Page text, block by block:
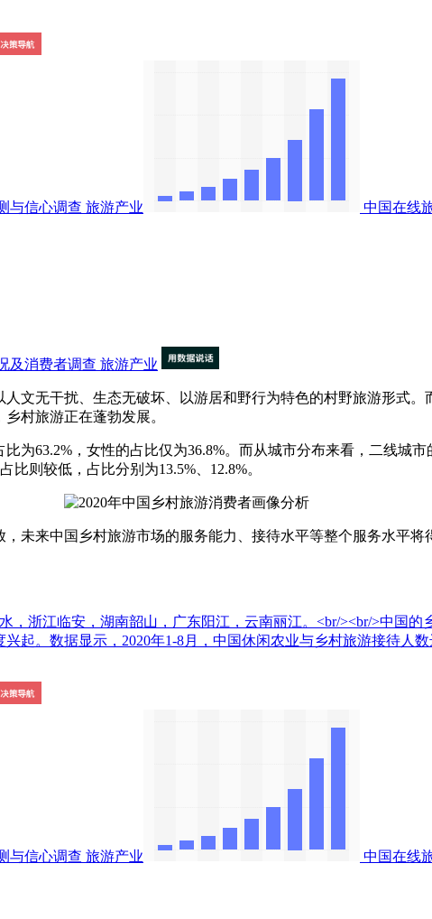
与信心调查 旅游产业 中国在线
及消费者调查 旅游产业
无干扰、生态无破坏、以游居和野行为特色的村野旅游形式。
村旅游正在蓬勃发展。
63.2%，女性的占比仅为36.8%。而从城市分布来看，二线城市
则较低，占比分别为13.5%、12.8%。
来中国乡村旅游市场的服务能力、接待水平等整个服务水平将
浙江临安，湖南韶山，广东阳江，云南丽江。<br/><br/>中国
起。数据显示，2020年1-8月，中国休闲农业与乡村旅游接待人数
与信心调查 旅游产业 中国在线